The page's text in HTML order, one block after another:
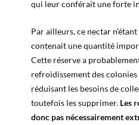
qui leur conférait une forte
Par ailleurs, ce nectar
contenait une quantité
Cette réserve a
refroidissement des
réduisant les besoins de
toutefois les supprimer. Les
donc pas nécessairement